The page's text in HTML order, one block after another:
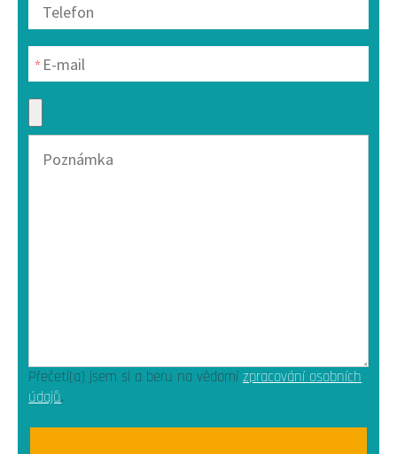
Přečetl(a) jsem si a beru na vědomízpracování osobních
údajů.